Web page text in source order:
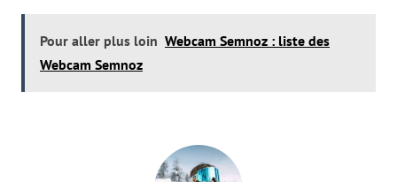
Pour aller plus loin Webcam Semnoz : liste des
Webcam Semnoz